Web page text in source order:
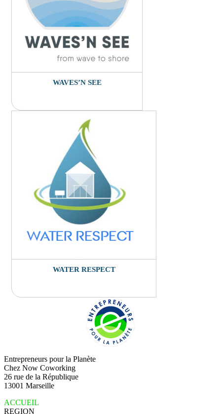
WAVES’N SEE
WATER RESPECT
Entrepreneurs pour la Planète
Chez Now Coworking
26 rue de la République
13001 Marseille
ACCUEIL
REGION